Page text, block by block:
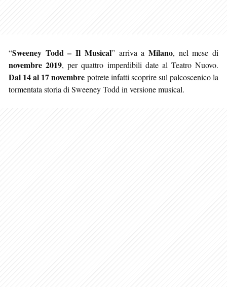
“Sweeney Todd – Il Musical” arriva a Milano, nel mese di
novembre 2019, per quattro imperdibili date al Teatro Nuovo.
Dal 14 al 17 novembre potrete infatti scoprire sul palcoscenico la
tormentata storia di Sweeney Todd in versione musical.